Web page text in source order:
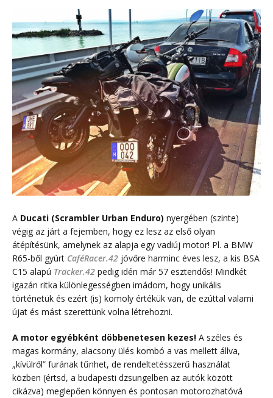
A Ducati (Scrambler Urban Enduro) nyergében (szinte)
végig az járt a fejemben, hogy ez lesz az első olyan
átépítésünk, amelynek az alapja egy vadiúj motor! Pl. a BMW
R65-ből gyúrt CaféRacer.42 jövőre harminc éves lesz, a kis BSA
C15 alapú Tracker.42 pedig idén már 57 esztendős! Mindkét
igazán ritka különlegességben imádom, hogy unikális
történetük és ezért (is) komoly értékük van, de ezúttal valami
újat és mást szerettünk volna létrehozni.
A motor egyébként döbbenetesen kezes! A széles és
magas kormány, alacsony ülés kombó a vas mellett állva,
„kívülről” furának tűnhet, de rendeltetésszerű használat
közben (értsd, a budapesti dzsungelben az autók között
cikázva) meglepően könnyen és pontosan motorozhatóvá